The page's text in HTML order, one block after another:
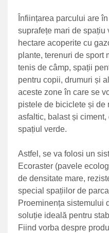
Înființarea parcului are
suprafețe mari de spațiu
hectare acoperite cu
plante, terenuri de sport
tenis de câmp, spații
pentru copii, drumuri și
aceste zone în care se
pistele de biciclete și de
asfaltic, balast și
spațiul verde.
Astfel, se va folosi un
Ecoraster (pavele
de densitate mare,
special spațiilor de
Proeminența sistemului
soluție ideală pentru
Fiind vorba despre